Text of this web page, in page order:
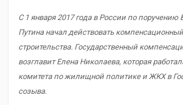
С 1 января 2017 года в России по
Путина начал действовать
строительства. Государственный
возглавит Елена Николаева, которая
комитета по жилищной политике и ЖКХ в
созыва.